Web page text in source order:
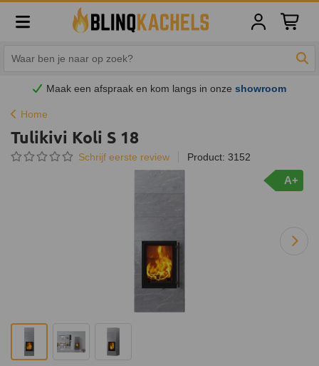
Maak een afspraak en kom langs in onzeshowroom
Home
Tulikivi Koli S 18
Schrijf eerste review Product: 3152
A+